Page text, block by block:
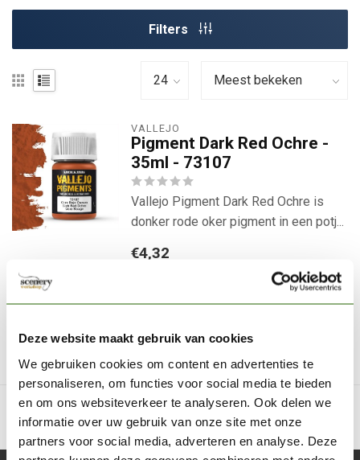
Deze website maakt gebruik van cookies
We gebruiken cookies om content en advertenties te
personaliseren, om functies voor social media te bieden
en om ons websiteverkeer te analyseren. Ook delen we
informatie over uw gebruik van onze site met onze
partners voor social media, adverteren en analyse. Deze
Filters
VALLEJO
Pigment Dark Red Ochre -
35ml - 73107
Vallejo Pigment Dark Red Ochre is
donker rode oker pigment in een potj...
€4,32
Laat d.m.v. onderstaande knop
product er weer is.